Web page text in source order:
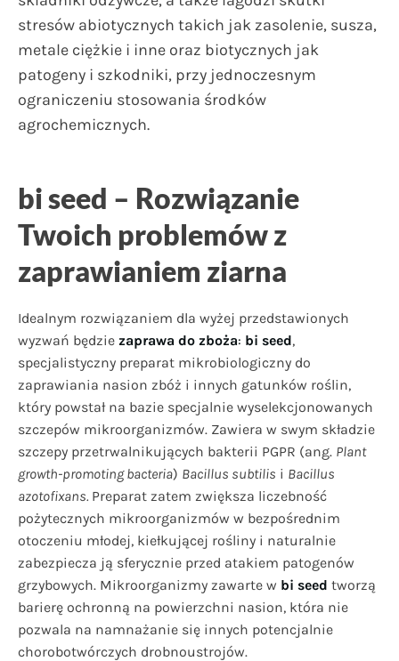
stresów abiotycznych takich jak zasolenie, susza,
metale ciężkie i inne oraz biotycznych jak
patogeny i szkodniki, przy jednoczesnym
ograniczeniu stosowania środków
agrochemicznych.
bi seed – Rozwiązanie
Twoich problemów z
zaprawianiem ziarna
Idealnym rozwiązaniem dla wyżej przedstawionych
wyzwań będzie zaprawa do zboża: bi seed,
specjalistyczny preparat mikrobiologiczny do
zaprawiania nasion zbóż i innych gatunków roślin,
który powstał na bazie specjalnie wyselekcjonowanych
szczepów mikroorganizmów. Zawiera w swym składzie
szczepy przetrwalnikujących bakterii PGPR (ang. Plant
growth-promoting bacteria) Bacillus subtilis i Bacillus
azotofixans. Preparat zatem zwiększa liczebność
pożytecznych mikroorganizmów w bezpośrednim
otoczeniu młodej, kiełkującej rośliny i naturalnie
zabezpiecza ją sferycznie przed atakiem patogenów
grzybowych. Mikroorganizmy zawarte w bi seed tworzą
barierę ochronną na powierzchni nasion, która nie
pozwala na namnażanie się innych potencjalnie
chorobotwórczych drobnoustrojów.